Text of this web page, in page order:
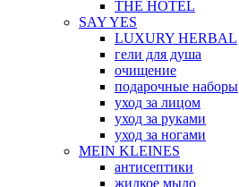
THE HOTEL
SAY YES
LUXURY HERBAL
гели для душа
очищение
подарочные наборы
уход за лицом
уход за руками
уход за ногами
MEIN KLEINES
антисептики
жидкое мыло